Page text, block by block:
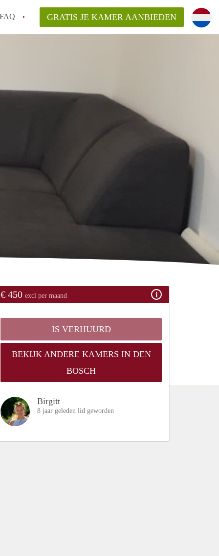
FAQ
bemiddelingsvergoeding?
KamerDenBosch?
GRATIS JE KAMER AANBIEDEN
€ 450 excl per maand
IS VERHUURD
BEKIJK ANDERE KAMERS IN DEN
BOSCH
Birgitt
8 jaar geleden lid geworden